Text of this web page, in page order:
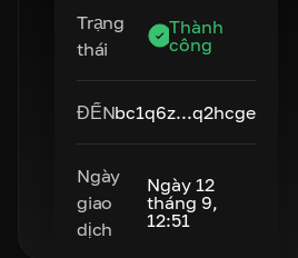
Trạng
thái
Thành
công
ĐẾNbc1q6z...q2hcge
Ngày
giao
dịch
Ngày 12
tháng 9,
12:51